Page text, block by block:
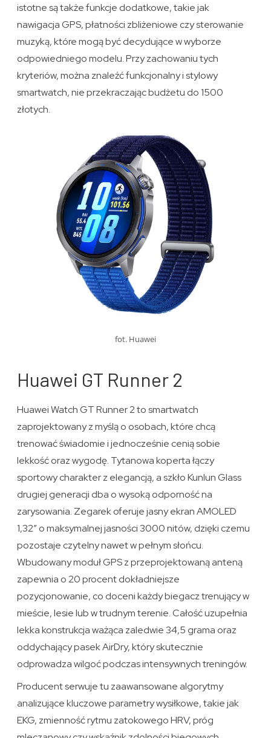
istotne są także funkcje dodatkowe, takie jak
nawigacja GPS, płatności zbliżeniowe czy sterowanie
muzyką, które mogą być decydujące w wyborze
odpowiedniego modelu. Przy zachowaniu tych
kryteriów, można znaleźć funkcjonalny i stylowy
smartwatch, nie przekraczając budżetu do 1500
złotych.
fot. Huawei
Huawei GT Runner 2
Huawei Watch GT Runner 2 to smartwatch
zaprojektowany z myślą o osobach, które chcą
trenować świadomie i jednocześnie cenią sobie
lekkość oraz wygodę. Tytanowa koperta łączy
sportowy charakter z elegancją, a szkło Kunlun Glass
drugiej generacji dba o wysoką odporność na
zarysowania. Zegarek oferuje jasny ekran AMOLED
1,32″ o maksymalnej jasności 3000 nitów, dzięki czemu
pozostaje czytelny nawet w pełnym słońcu.
Wbudowany moduł GPS z przeprojektowaną anteną
zapewnia o 20 procent dokładniejsze
pozycjonowanie, co doceni każdy biegacz trenujący w
mieście, lesie lub w trudnym terenie. Całość uzupełnia
lekka konstrukcja ważąca zaledwie 34,5 grama oraz
oddychający pasek AirDry, który skutecznie
odprowadza wilgoć podczas intensywnych treningów.
Producent serwuje tu zaawansowane algorytmy
analizujące kluczowe parametry wysiłkowe, takie jak
EKG, zmienność rytmu zatokowego HRV, próg